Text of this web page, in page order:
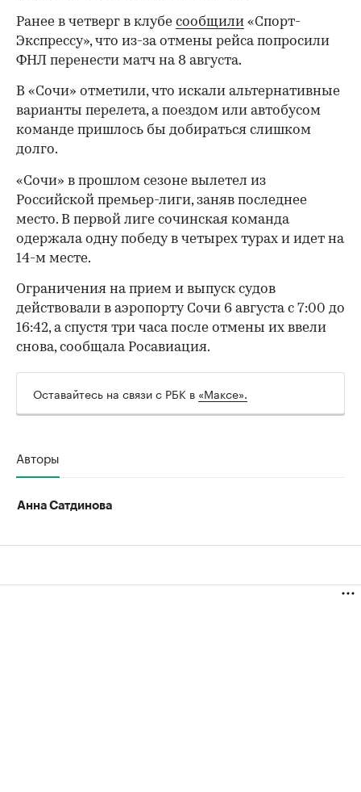
Ранее в четверг в клубе сообщили «Спорт-
Экспрессу», что из-за отмены рейса попросили
ФНЛ перенести матч на 8 августа.
В «Сочи» отметили, что искали альтернативные
варианты перелета, а поездом или автобусом
команде пришлось бы добираться слишком
долго.
00:00
«Сочи» в прошлом сезоне вылетел из
Российской премьер-лиги, заняв последнее
место. В первой лиге сочинская команда
одержала одну победу в четырех турах и идет на
14-м месте.
Ограничения на прием и выпуск судов
действовали в аэропорту Сочи 6 августа с 7:00 до
16:42, а спустя три часа после отмены их ввели
снова, сообщала Росавиация.
Оставайтесь на связи с РБК в «Максе».
Авторы
Анна Сатдинова